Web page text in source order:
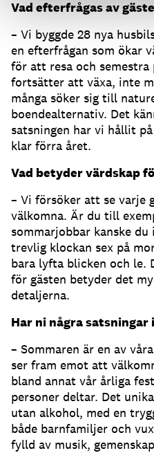
Vad efterfrågas av
– Vi byggde 28 nya
en efterfrågan som ökar
för att resa och
fortsätter att växa, inte
många söker sig till
boendealternativ. Det
satsningen har vi hållit
klar förra året.
Vad betyder värdskap
– Vi försöker att se varje
välkomna. Är du till
sommarjobbar kanske
trevlig klockan sex på
bara lyfta blicken och le.
för gästen betyder det
detaljerna.
Har ni några satsningar
– Sommaren är en av
ser fram emot att
bland annat vår årliga
personer deltar. Det
utan alkohol, med en
både barnfamiljer och
fylld av musik,